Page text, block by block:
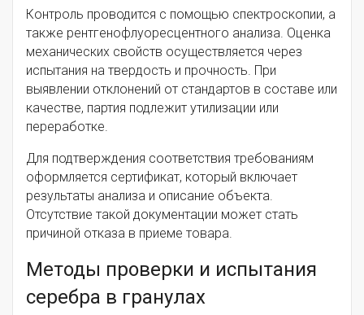
Контроль проводится с помощью спектроскопии, а
также рентгенофлуоресцентного анализа. Оценка
механических свойств осуществляется через
испытания на твердость и прочность. При
выявлении отклонений от стандартов в составе или
качестве, партия подлежит утилизации или
переработке.
Для подтверждения соответствия требованиям
оформляется сертификат, который включает
результаты анализа и описание объекта.
Отсутствие такой документации может стать
причиной отказа в приеме товара.
Методы проверки и испытания
серебра в гранулах